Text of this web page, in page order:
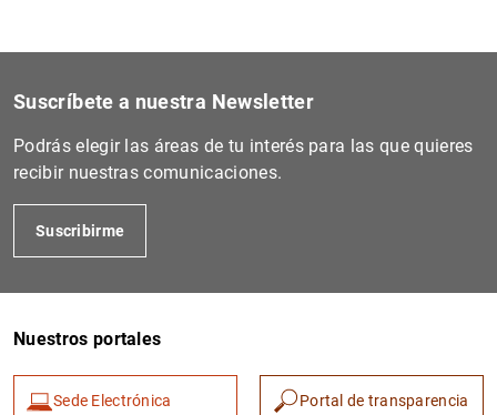
Suscríbete a nuestra Newsletter
Podrás elegir las áreas de tu interés para las que quieres
recibir nuestras comunicaciones.
Suscribirme
Nuestros portales
Sede Electrónica Portal de transparencia